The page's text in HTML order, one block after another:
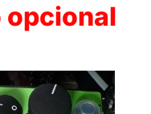
opcional